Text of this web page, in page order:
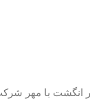
انگشت با مهر